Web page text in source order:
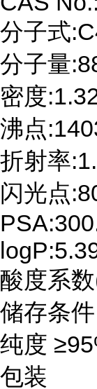
分子式
分子量
密度
沸点
折射率
闪光点
酸度系
储存条
纯度
包装